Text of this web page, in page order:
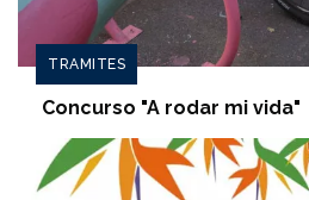
TRAMITES
Concurso "A rodar mi vida"